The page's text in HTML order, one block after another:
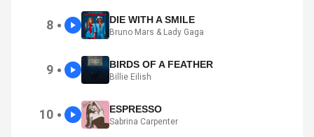
8 ● DIE WITH A SMILE
Bruno Mars & Lady Gaga
9 ● BIRDS OF A FEATHER
Billie Eilish
10 ● ESPRESSO
Sabrina Carpenter